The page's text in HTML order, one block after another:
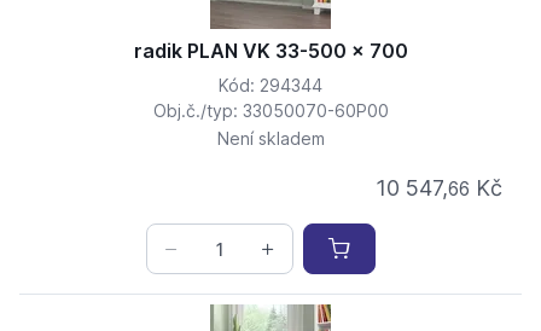
radik PLAN VK 33-500 x 700
Kód: 294344
Obj.č./typ: 33050070-60P00
Není skladem
10 547,66 Kč